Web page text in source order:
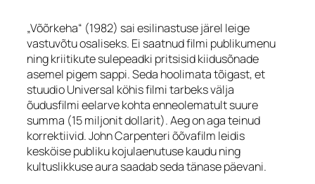
„Võõrkeha“ (1982) sai esilinastuse järel leige
vastuvõtu osaliseks. Ei saatnud filmi publikumenu
ning kriitikute sulepeadki pritsisid kiidusõnade
asemel pigem sappi. Seda hoolimata tõigast, et
stuudio Universal köhis filmi tarbeks välja
õudusfilmi eelarve kohta enneolematult suure
summa (15 miljonit dollarit). Aeg on aga teinud
korrektiivid. John Carpenteri õõvafilm leidis
kesköise publiku kojulaenutuse kaudu ning
kultuslikkuse aura saadab seda tänase päevani.